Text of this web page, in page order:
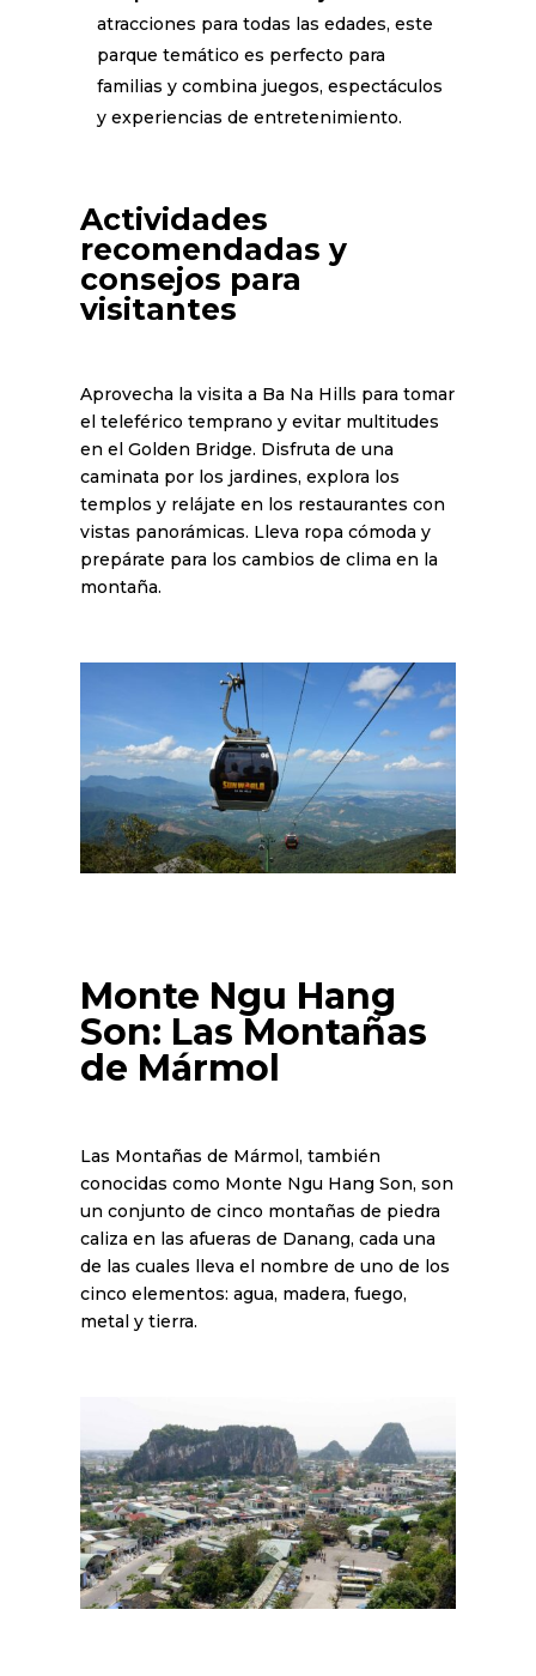
atracciones para todas las edades, este
parque temático es perfecto para
familias y combina juegos, espectáculos
y experiencias de entretenimiento.
Actividades
recomendadas y
consejos para
visitantes
Aprovecha la visita a Ba Na Hills para tomar
el teleférico temprano y evitar multitudes
en el Golden Bridge. Disfruta de una
caminata por los jardines, explora los
templos y relájate en los restaurantes con
vistas panorámicas. Lleva ropa cómoda y
prepárate para los cambios de clima en la
montaña.
Monte Ngu Hang
Son: Las Montañas
de Mármol
Las Montañas de Mármol, también
conocidas como Monte Ngu Hang Son, son
un conjunto de cinco montañas de piedra
caliza en las afueras de Danang, cada una
de las cuales lleva el nombre de uno de los
cinco elementos: agua, madera, fuego,
metal y tierra.